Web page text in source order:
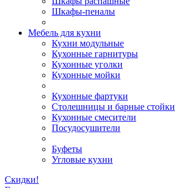
Шкафы-пеналы
Мебель для кухни
Кухни модульные
Кухонные гарнитуры
Кухонные уголки
Кухонные мойки
Кухонные фартуки
Столешницы и барные стойки
Кухонные смесители
Посудосушители
Буфеты
Угловые кухни
Скидки!